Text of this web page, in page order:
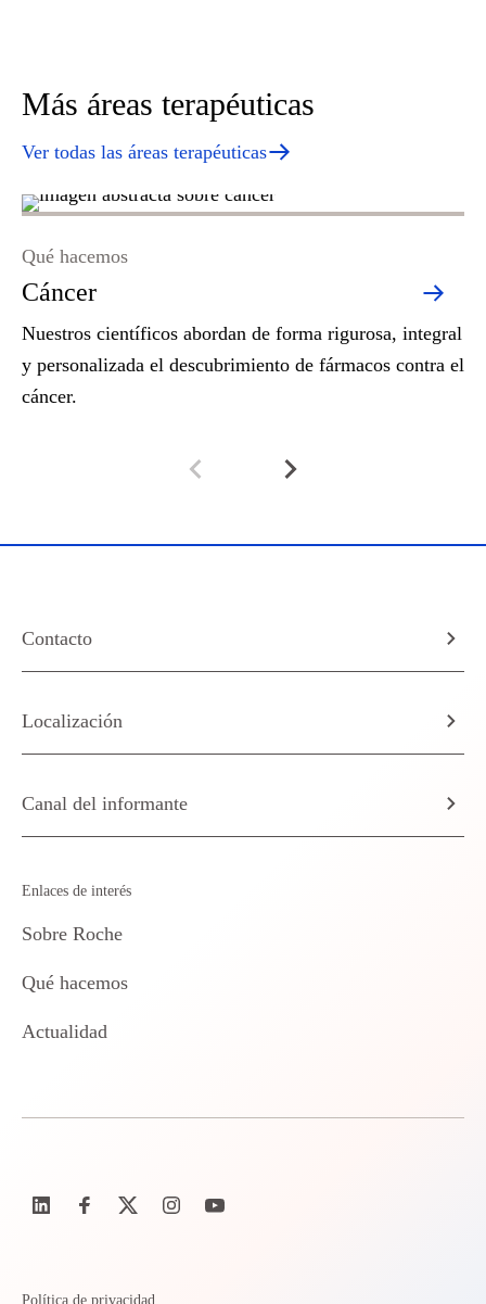
Más áreas terapéuticas
Ver todas las áreas terapéuticas
Cáncer
Qué hacemos
Nuestros científicos abordan de forma rigurosa, integral
y personalizada el descubrimiento de fármacos contra el
cáncer.
Contacto
Localización
Canal del informante
Enlaces de interés
Sobre Roche
Qué hacemos
Actualidad
Política de privacidad